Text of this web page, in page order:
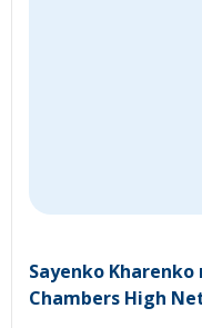
Sayenko Kharenko
Chambers High